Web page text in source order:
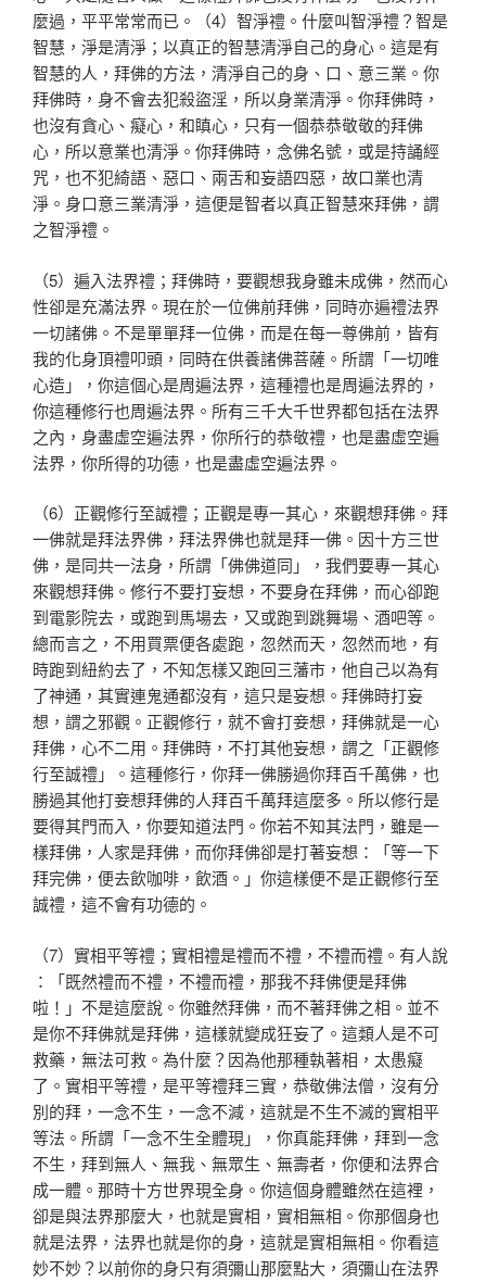
麼過， 平平常常而已。（4）智淨禮。什麼叫智淨禮？智是
智慧， 淨是清淨；以真正的智慧清淨自己的身心。這是有
智慧的人 ，拜佛的方法，清淨自己的身、口、意三業。你
拜佛時，身不會去犯殺盜淫，所以身業清淨。你拜佛時，
也沒有貪心、 癡心，和瞋心，只有一個恭恭敬敬的拜佛
心，所以意業也清淨。你拜佛時，念佛名號，或是持誦經
咒，也不犯綺語、惡口、兩舌和妄語四惡，故口業也清
淨。身口意三業清淨，這便是智者以真正智慧來拜佛，謂
之智淨禮。
（5）遍入法界禮；拜佛時，要觀想我身雖未成佛，然而心
性卻是充滿法界。現在於一位佛前拜佛，同時亦遍禮法界
一切諸佛。不是單單拜一位佛，而是在每一尊佛前，皆有
我的化身頂禮叩頭，同時在供養諸佛菩薩。所謂「一切唯
心造」
，你這個心是周遍法界，這種禮也是周遍法界的，
你這種修行也周遍法界。所有三千大千世界都包括在法界
之內，身盡虛空遍法界，你所行的恭敬禮，也是盡虛空遍
法界，你所得的功德，也是盡虛空遍法界。
（6）正觀修行至誠禮；正觀是專一其心，來觀想拜佛。拜
一佛就是拜法界佛，拜法界佛也就是拜一佛。因十方三世
佛 ，是同共一法身，所謂「佛佛道同」，我們要專一其心
來觀想拜佛。修行不要打妄想，不要身在拜佛，而心卻跑
到電影院去，或跑到馬場去，又或跑到跳舞場、酒吧等。
總而言之 ，不用買票便各處跑，忽然而天，忽然而地，有
時跑到紐約去了，不知怎樣又跑回三藩市，他自己以為有
了神通，其實連鬼通都沒有，這只是妄想。拜佛時打妄
想，謂之邪觀。正觀修行，就不會打妾想，拜佛就是一心
拜佛，心不二用。拜佛時，不打其他妄想，謂之「正觀修
行至誠禮」。這種修行 ，你拜一佛勝過你拜百千萬佛，也
勝過其他打妾想拜佛的人拜百千萬拜這麼多。所以修行是
要得其門而入，你要知道法門。你若不知其法門，雖是一
樣拜佛，人家是拜佛，而你拜佛卻是打著妄想：「等一下
拜完佛，便去飲咖啡，飲酒。」 你這樣便不是正觀修行至
誠禮，這不會有功德的。
（7）實相平等禮；實相禮是禮而不禮，不禮而禮。有人說
：「既然禮而不禮，不禮而禮，那我不拜佛便是拜佛
啦！」 不是這麼說。你雖然拜佛，而不著拜佛之相。並不
是你不拜佛就是拜佛，這樣就變成狂妄了。這類人是不可
救藥，無法可救。為什麼？因為他那種執著相，太愚癡
了。實相平等禮 ，是平等禮拜三實，恭敬佛法僧，沒有分
別的拜，一念不生 ，一念不減，這就是不生不滅的實相平
等法。所謂「一念不生全體現」，你真能拜佛，拜到一念
不生，拜到無人、無我 、無眾生、無壽者，你便和法界合
成一體。那時十方世界現全身。你這個身體雖然在這裡，
卻是與法界那麼大，也就是實相，實相無相。你那個身也
就是法界，法界也就是你的身 ，這就是實相無相。你看這
妙不妙？以前你的身只有須彌山那麼點大，須彌山在法界